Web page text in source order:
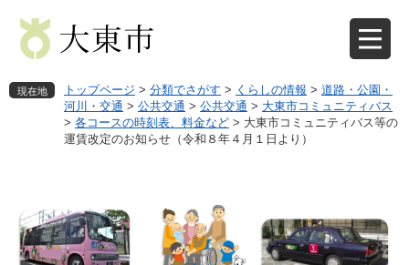
先
を 現在地 トップページ > 分類でさがす > くらしの情報 > 道路・公園・
河川・交通 > 公共交通 > 公共交通 > 大東市コミュニティバス
> 各コースの時刻表、料金など > 大東市コミュニティバス等の
運賃改定のお知らせ（令和８年４月１日より）